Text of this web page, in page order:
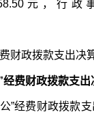
元，行政
财政拨款支出决
经费财政拨款支
”经费财政拨款